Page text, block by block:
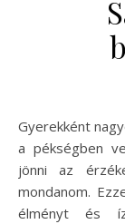
Gyerekként nagyon szerettem a pizzás csigát, amit frissen
a pékségben
jönni az
mondanom.
élményt és